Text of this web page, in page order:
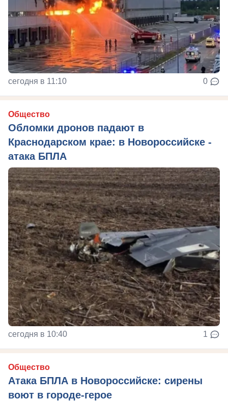
сегодня в 11:10 0
Общество
Обломки дронов падают в
Краснодарском крае: в Новороссийске -
атака БПЛА
сегодня в 10:40 1
Общество
Атака БПЛА в Новороссийске: сирены
воют в городе-герое